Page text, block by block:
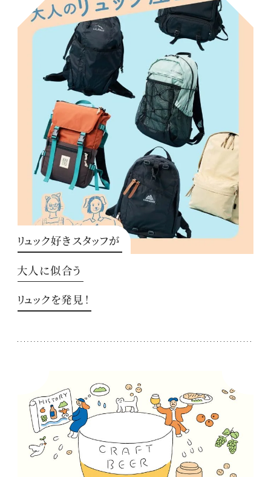
リュック好きスタッフが
大人に似合う
リュックを発見！